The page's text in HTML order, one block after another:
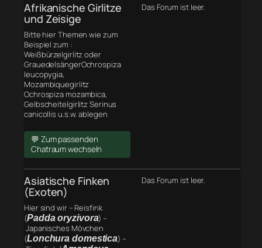
Afrikanische Girlitze
und Zeisige
Bitte hier Themen wie zum
Beispiel zum :
Weißbürzelgirlitz oder
GrauedelsängerOchrospiza
leucopygia,
Mozambiquegirlitz
Ochrospiza mozambica,
Gelbscheitelgirlitz Serinus
canicollis u.s.w. ablegen
💬 Zum passenden
Chatraum wechseln
Das Forum ist leer.
Asiatische Finken
(Exoten)
Hier sind wir – Reisfink
(Padda oryzivora) –
Japanisches Mövchen
(Lonchura domestica) –
Das Forum ist leer.